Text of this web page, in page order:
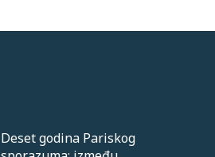
Deset godina Pariskog